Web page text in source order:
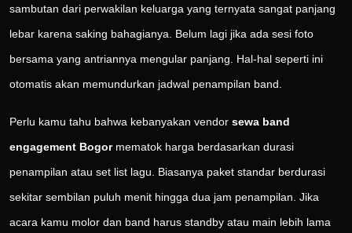
sambutan dari perwakilan keluarga yang ternyata sangat panjang
lebar karena saking bahagianya. Belum lagi jika ada sesi foto
bersama yang antriannya mengular panjang. Hal-hal seperti ini
otomatis akan memundurkan jadwal penampilan band.
Perlu kamu tahu bahwa kebanyakan vendor sewa band
engagement Bogormematok harga berdasarkan durasi
penampilan atau set list lagu. Biasanya paket standar berdurasi
sekitar sembilan puluh menit hingga dua jam penampilan. Jika
acara kamu molor dan band harus standby atau main lebih lama